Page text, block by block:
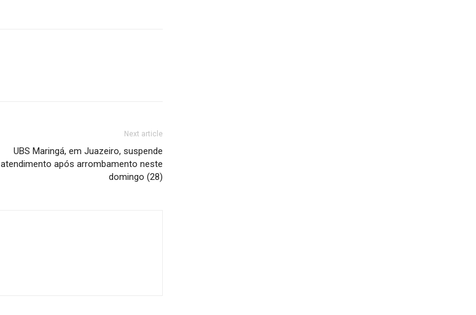
Next article
UBS Maringá, em Juazeiro, suspende
atendimento após arrombamento neste
domingo (28)